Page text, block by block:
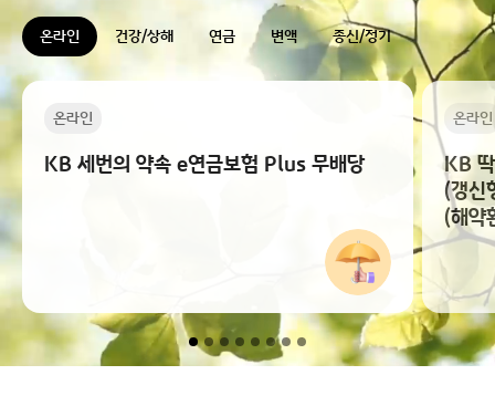
온라인 건강/상해 연금 변액 종신/정기
온라인
KB 세번의 약속 e연금보험 Plus 무배당
온라인
KB
(갱신
(해약